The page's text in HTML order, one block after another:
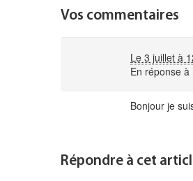
Vos commentaires
Le 3 juillet à
En réponse à
Bonjour je
Répondre à cet